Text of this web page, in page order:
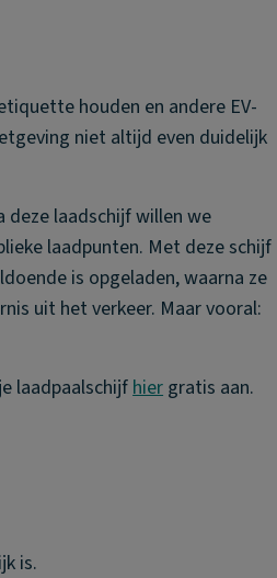
houden en andere EV-
niet altijd even duidelijk
deze laadschijf willen we
laadpunten. Met deze schijf
is opgeladen, waarna ze
uit het verkeer. Maar vooral:
laadpaalschijfhier gratis aan.
is.